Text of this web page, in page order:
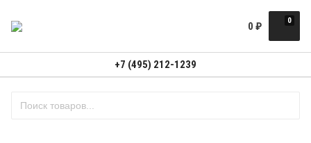
0
0 ₽
+7 (495) 212-1239